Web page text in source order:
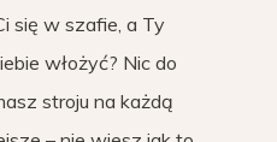
się w szafie, a Ty
włożyć? Nic do
stroju na każdą